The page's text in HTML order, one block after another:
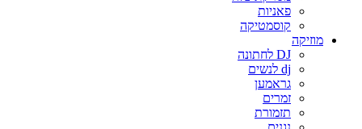
פאניות
קוסמטיקה
מוזיקה
DJ לחתונה
dj לנשים
גראמען
זמרים
תזמורת